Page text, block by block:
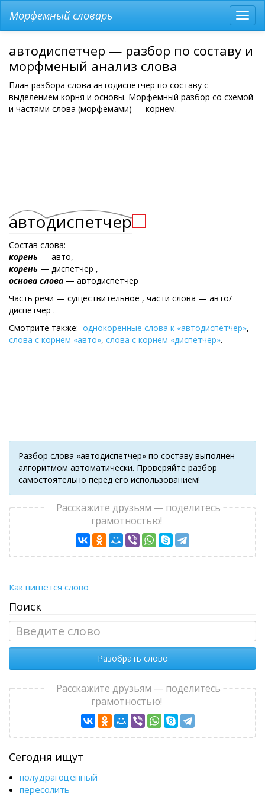
меню
Морфемный словарь
автодиспетчер — разбор по составу и
морфменый анализ слова
План разбора слова автодиспетчер по составу с
выделением корня и основы. Морфемный разбор со схемой
и частями слова (морфемами) — корнем.
автодиспетчер
Состав слова:
корень — авто,
корень — диспетчер ,
основа слова — автодиспетчер
Часть речи — существительное , части слова — авто/
диспетчер .
Смотрите также: однокоренные слова к «автодиспетчер»,
слова с корнем «авто», слова с корнем «диспетчер».
Разбор слова «автодиспетчер» по составу выполнен
алгоритмом автоматически. Проверяйте разбор
самостоятельно перед его использованием!
Расскажите друзьям — поделитесь
грамотностью!
Как пишется слово
Поиск
Разобрать слово
Расскажите друзьям — поделитесь
грамотностью!
Сегодня ищут
полудрагоценный
пересолить